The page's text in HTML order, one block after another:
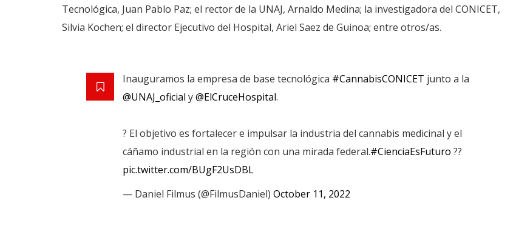
Tecnológica, Juan Pablo Paz; el rector de la UNAJ, Arnaldo Medina; la investigadora del CONICET,
Silvia Kochen; el director Ejecutivo del Hospital, Ariel Saez de Guinoa; entre otros/as.
Inauguramos la empresa de base tecnológica #CannabisCONICET junto a la
@UNAJ_oficial y@ElCruceHospital.
? El objetivo es fortalecer e impulsar la industria del cannabis medicinal y el
cáñamo industrial en la región con una mirada federal.#CienciaEsFuturo ??
pic.twitter.com/BUgF2UsDBL
— Daniel Filmus (@FilmusDaniel) October 11, 2022